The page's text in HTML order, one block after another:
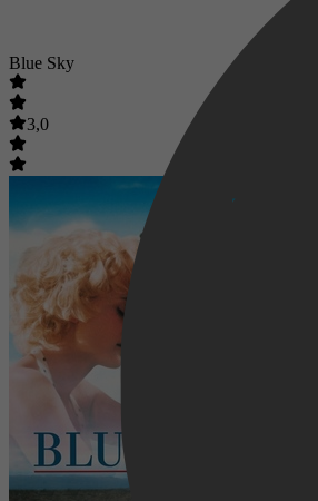
Blue Sky
3,0